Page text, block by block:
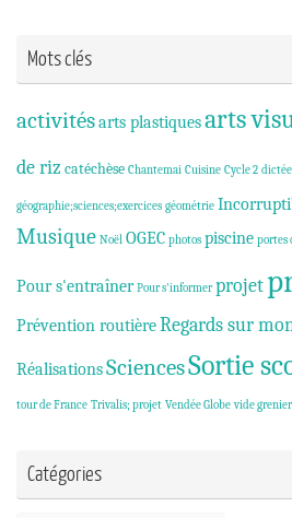
Mots clés
activitésarts plastiquesarts
de riz catéchèse Chantemai Cuisine Cycle 2 dictée
géographie;sciences;exercices géométrie
Musique Noël OGEC photos piscine portes
Pour s'entraîner Pour s'informer projet
Prévention routièreRegards sur
RéalisationsSciencesSortie
tour de France Trivalis; projet Vendée Globe vide grenier
Catégories